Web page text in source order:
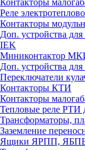
Контакторы
Реле
Контакторы
Доп. устройства
IEK
Миниконтактор
Доп. устройства для
Переключатели
Контакторы КТИ
Контакторы
Тепловые реле
Трансформаторы,
Заземление
Ящики ЯРПП,